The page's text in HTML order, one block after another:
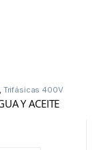
, Trifásicas 400V
Y ACEITE